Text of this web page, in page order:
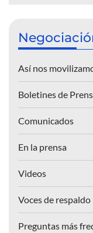
Así nos
Boletines de
Comunicados
En la prensa
Videos
Voces de respaldo
Preguntas más